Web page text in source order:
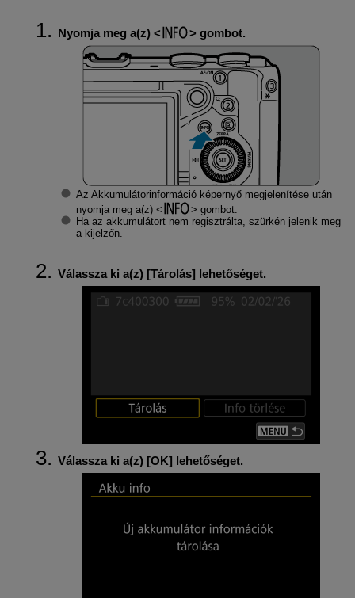
Nyomja meg a(z) gombot.
Az Akkumulátorinformáció képernyő megjelenítése után
nyomja meg a(z)
gombot.
Ha az akkumulátort nem regisztrálta, szürkén jelenik meg
a kijelzőn.
Válassza ki a(z) [Tárolás] lehetőséget.
Válassza ki a(z) [OK] lehetőséget.